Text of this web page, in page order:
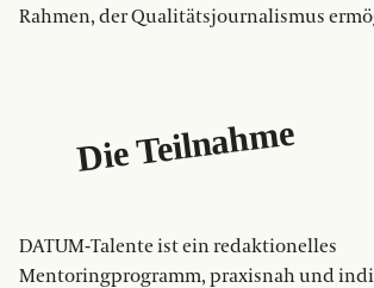
Rahmen, der Qualitätsjournalismus
Die Teilnahme
DATUM-Talente ist ein redaktionelles
Mentoringprogramm, praxisnah und